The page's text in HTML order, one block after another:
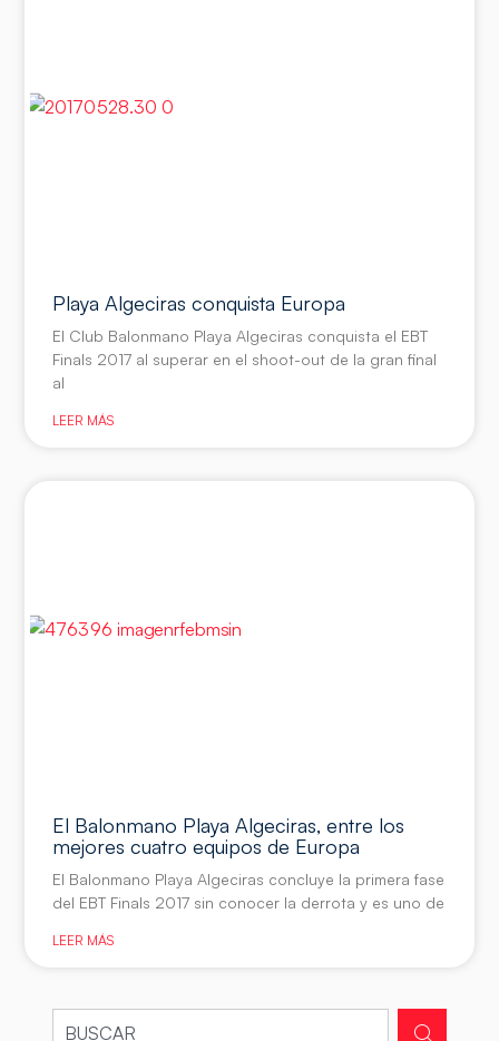
Playa Algeciras conquista Europa
El Club Balonmano Playa Algeciras conquista el EBT
Finals 2017 al superar en el shoot-out de la gran final
al
LEER MÁS
El Balonmano Playa Algeciras, entre los
mejores cuatro equipos de Europa
El Balonmano Playa Algeciras concluye la primera fase
del EBT Finals 2017 sin conocer la derrota y es uno de
LEER MÁS